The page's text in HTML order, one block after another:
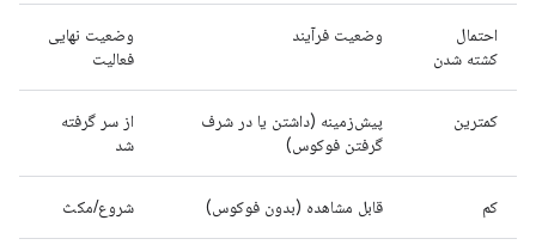
احتمال
کشته شدن
وضعیت فرآیند
وضعیت نهایی
فعالیت
کمترین
پیش‌زمینه (داشتن یا در شرف
گرفتن فوکوس)
از سر گرفته
شد
کم قابل مشاهده (بدون فوکوس) شروع/مکث